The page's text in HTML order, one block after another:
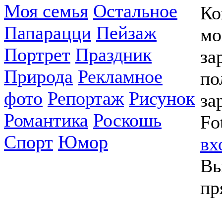
Моя семья Остальное
Папарацци Пейзаж
Портрет Праздник
Природа Рекламное
фото Репортаж Рисунок
Романтика Роскошь
Спорт Юмор